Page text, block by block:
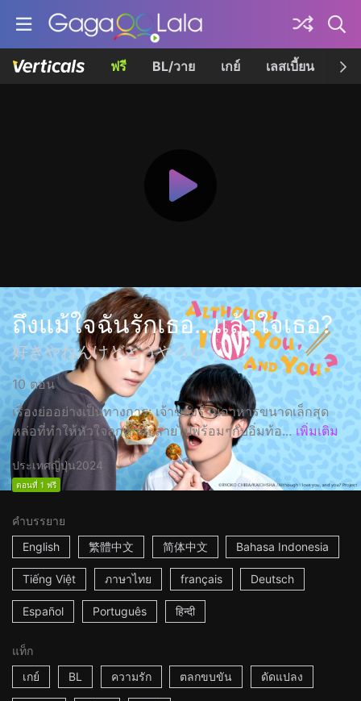
ฟรี BL/วาย เกย์ เลสเบี้ยน เค
ถึงแม้ใจฉันรักเธอ...แล้วใจเธอ?
好きやねんけどどうやろか
10 ตอน
เรื่องย่ออย่างเป็นทางการ: เจ้าของร้านอาหารขนาดเล็กสุด
หล่อที่ทำให้หัวใจลูกค้าละลายไปพร้อมๆกับอิ่มท้อ... เพิ่มเติม
ประเทศญี่ปุ่น2024
ตอนที่ 1 ฟรี
คำบรรยาย
English
繁體中文 简体中文 Bahasa Indonesia
Tiếng Việt ภาษาไทย français Deutsch
Español Português हिन्दी
แท็ก
เกย์
BL ความรัก ตลกขบขัน ดัดแปลง